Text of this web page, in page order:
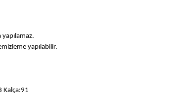
yapılabilir.
Kalça:91